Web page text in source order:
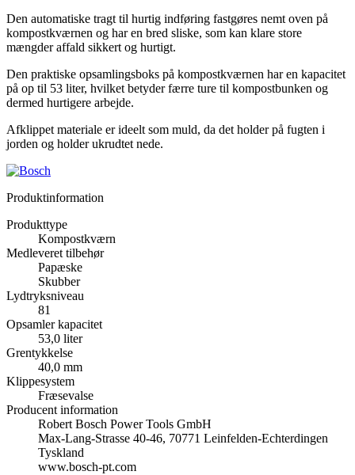
Den automatiske tragt til hurtig indføring fastgøres nemt oven på
kompostkværnen og har en bred sliske, som kan klare store
mængder affald sikkert og hurtigt.
Den praktiske opsamlingsboks på kompostkværnen har en kapacitet
på op til 53 liter, hvilket betyder færre ture til kompostbunken og
dermed hurtigere arbejde.
Afklippet materiale er ideelt som muld, da det holder på fugten i
jorden og holder ukrudtet nede.
Produktinformation
Produkttype
Kompostkværn
Medleveret tilbehør
Papæske
Skubber
Lydtryksniveau
81
Opsamler kapacitet
53,0 liter
Grentykkelse
40,0 mm
Klippesystem
Fræsevalse
Producent information
Robert Bosch Power Tools GmbH
Max-Lang-Strasse 40-46, 70771 Leinfelden-Echterdingen
Tyskland
www.bosch-pt.com